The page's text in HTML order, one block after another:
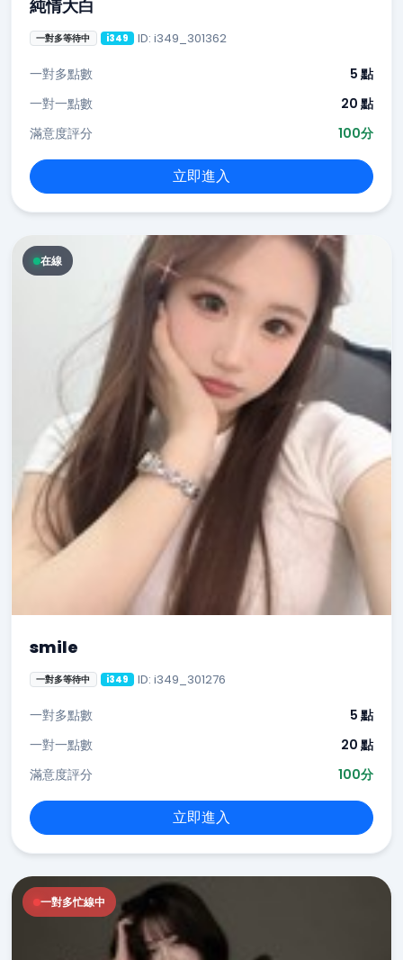
純情大白
一對多等待中 i349 ID: i349_301362
一對多點數
5 點
一對一點數
20 點
滿意度評分
100分
立即進入
在線
smile
一對多等待中 i349 ID: i349_301276
一對多點數
5 點
一對一點數
20 點
滿意度評分
100分
立即進入
一對多忙線中